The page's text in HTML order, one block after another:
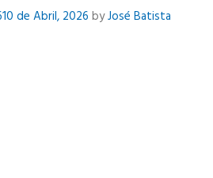
para
conteúdos
10 de Abril, 2026 byJosé Batista